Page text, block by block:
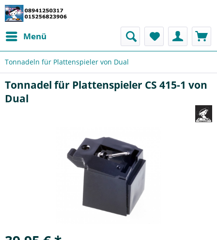
Menü
Tonnadeln für Plattenspieler von Dual
Tonnadel für Plattenspieler CS 415-1 von
Dual